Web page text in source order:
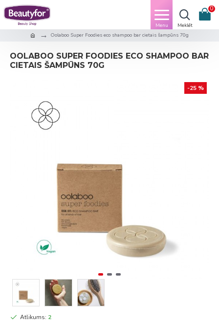
0
Oolaboo Super Foodies eco shampoo bar cietais šampūns 70g
OOLABOO SUPER FOODIES ECO SHAMPOO BAR
CIETAIS ŠAMPŪNS 70G
-25 %
Atlikums: 2